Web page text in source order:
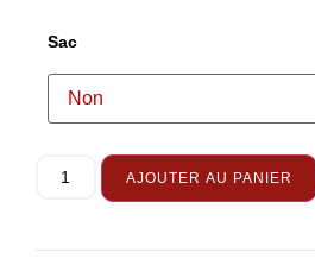
Sac
AJOUTER AU PANIER